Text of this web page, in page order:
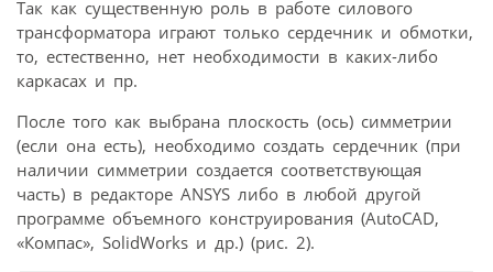
Так как существенную роль в работе силового
трансформатора играют только сердечник и обмотки,
то, естественно, нет необходимости в каких-либо
каркасах и пр.
После того как выбрана плоскость (ось) симметрии
(если она есть), необходимо создать сердечник (при
наличии симметрии создается соответствующая
часть) в редакторе ANSYS либо в любой другой
программе объемного конструирования (AutoCAD,
«Компас», SolidWorks и др.) (рис. 2).